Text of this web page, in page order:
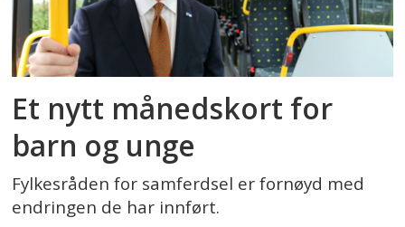
Et nytt månedskort for
barn og unge
Fylkesråden for samferdsel er fornøyd med
endringen de har innført.